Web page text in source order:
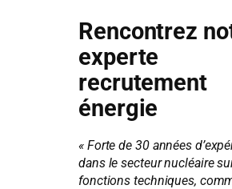
Rencontrez
experte
recrutement
énergie
« Forte de 30 années
dans le secteur nucléaire
fonctions techniques,